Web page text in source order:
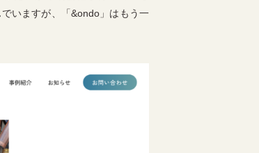
いますが、「&ondo」はもう一